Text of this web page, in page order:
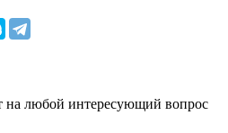
на любой интересующий вопрос